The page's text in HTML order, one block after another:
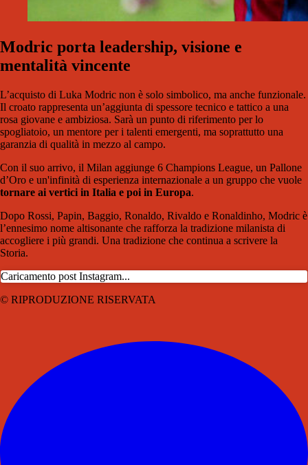
Modric porta leadership, visione e
mentalità vincente
L’acquisto di Luka Modric non è solo simbolico, ma anche funzionale.
Il croato rappresenta un’aggiunta di spessore tecnico e tattico a una
rosa giovane e ambiziosa. Sarà un punto di riferimento per lo
spogliatoio, un mentore per i talenti emergenti, ma soprattutto una
garanzia di qualità in mezzo al campo.
Con il suo arrivo, il Milan aggiunge 6 Champions League, un Pallone
d’Oro e un'infinità di esperienza internazionale a un gruppo che vuole
tornare ai vertici in Italia e poi in Europa.
Dopo Rossi, Papin, Baggio, Ronaldo, Rivaldo e Ronaldinho, Modric è
l’ennesimo nome altisonante che rafforza la tradizione milanista di
accogliere i più grandi. Una tradizione che continua a scrivere la
Storia.
Caricamento post Instagram...
© RIPRODUZIONE RISERVATA